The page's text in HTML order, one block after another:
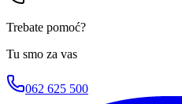
Trebate pomoć?
Tu smo za vas
062 625 500